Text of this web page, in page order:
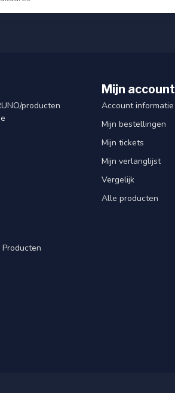
producten
Mijn account
Account informatie
Mijn bestellingen
Mijn tickets
Mijn verlanglijst
Vergelijk
Alle producten